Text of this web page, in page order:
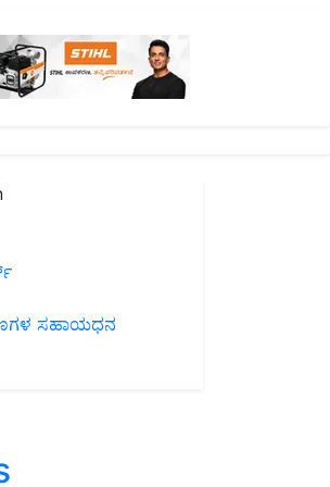
ಸಹಾಯಧನ